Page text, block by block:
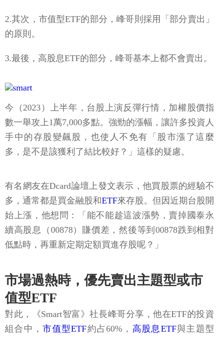
2.其次，市值型ETF的部分，峰哥則採用「部分賣出」
的原則。
3.最後，高股息ETF的部分，峰哥基本上都不會賣出。
今（2023）上半年，台股上演反彈行情，加權股價指
數一舉攻上1萬7,000多點。強勁的漲幅，讓許多投資人
手中的存股變飆股，也使人不免有「股市漲了這麼
多，是不是該獲利了結比較好？」這樣的疑慮。
有名網友在Dcard論壇上發文表示，他買股票的經驗不
多，通常都是買金融股和ETF來存股。但因近期台股開
始上漲，他想問：「能不能趁這波漲勢，賣掉國泰永
續高股息（00878）賺價差，然後等到00878跌到相對
低點時，再重新定期定額買進存股呢？」
市場過熱時，優先賣出主題型或市
值型ETF
對此，《Smart智富》社長峰哥分享，他在ETF的投資
組合中，市值型ETF約占60%， 高股息ETF與主題型